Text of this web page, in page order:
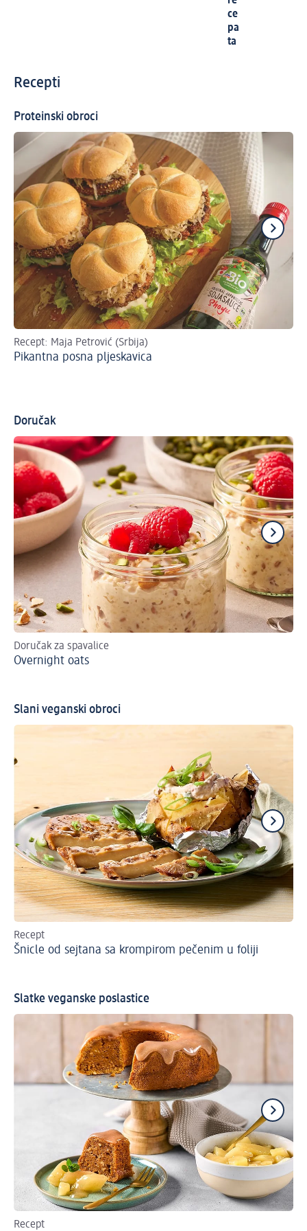
ce
pa
ta
Recepti
Proteinski obroci
Recept: Maja Petrović (Srbija)
Pikantna posna pljeskavica
Doručak
Doručak za spavalice
Overnight oats
Slani veganski obroci
Recept
Šnicle od sejtana sa krompirom pečenim u foliji
Slatke veganske poslastice
Recept